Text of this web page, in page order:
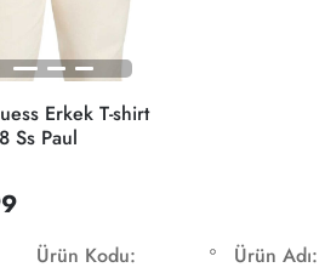
Erkek T-shirt
Ss Paul
Ürün Kodu:
Ürün Adı: